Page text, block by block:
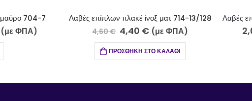
Λαβές επίπλων πλακέ ίνοξ ματ 714-13/128
4,60
(με ΦΠΑ)
ΠΡΟΣΘΉΚΗ ΣΤΟ ΚΑΛΆΘΙ
2,00